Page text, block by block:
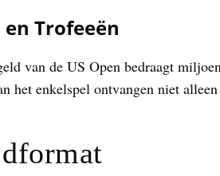
Trofeeën
van de US Open bedraagt
het enkelspel ontvangen niet